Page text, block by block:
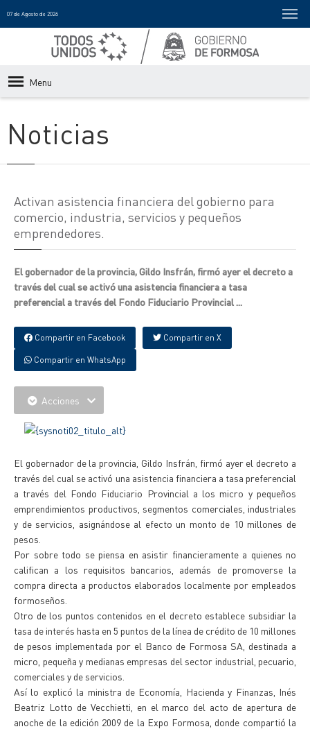
07 de Agosto de 2026
Menu
Noticias
Activan asistencia financiera del gobierno para
comercio, industria, servicios y pequeños
emprendedores.
El gobernador de la provincia, Gildo Insfrán, firmó ayer el decreto a
través del cual se activó una asistencia financiera a tasa
preferencial a través del Fondo Fiduciario Provincial ...
Compartir en Facebook Compartir en X
Compartir en WhatsApp
Acciones
El gobernador de la provincia, Gildo Insfrán, firmó ayer el decreto a
través del cual se activó una asistencia financiera a tasa preferencial
a través del Fondo Fiduciario Provincial a los micro y pequeños
emprendimientos productivos, segmentos comerciales, industriales
y de servicios, asignándose al efecto un monto de 10 millones de
pesos.
Por sobre todo se piensa en asistir financieramente a quienes no
califican a los requisitos bancarios, además de promoverse la
compra directa a productos elaborados localmente por empleados
formoseños.
Otro de los puntos contenidos en el decreto establece subsidiar la
tasa de interés hasta en 5 puntos de la línea de crédito de 10 millones
de pesos implementada por el Banco de Formosa SA, destinada a
micro, pequeña y medianas empresas del sector industrial, pecuario,
comerciales y de servicios.
Así lo explicó la ministra de Economía, Hacienda y Finanzas, Inés
Beatriz Lotto de Vecchietti, en el marco del acto de apertura de
anoche de la edición 2009 de la Expo Formosa, donde compartió la